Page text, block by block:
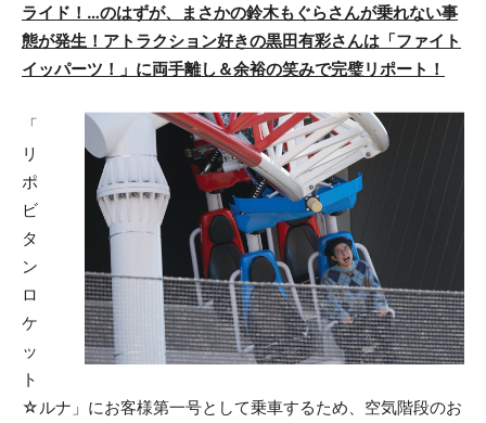
ライド！…のはずが、まさかの鈴木もぐらさんが乗れない事
態が発生！アトラクション好きの黒田有彩さんは「ファイト
イッパーツ！」に両手離し＆余裕の笑みで完璧リポート！
「
リ
ポ
ビ
タ
ン
ロ
ケ
ッ
ト
☆ルナ」にお客様第一号として乗車するため、空気階段のお